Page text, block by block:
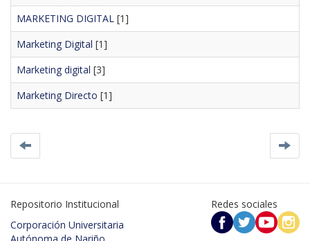
MARKETING DIGITAL [1]
Marketing Digital [1]
Marketing digital [3]
Marketing Directo [1]
Repositorio Institucional
Corporación Universitaria
Redes sociales